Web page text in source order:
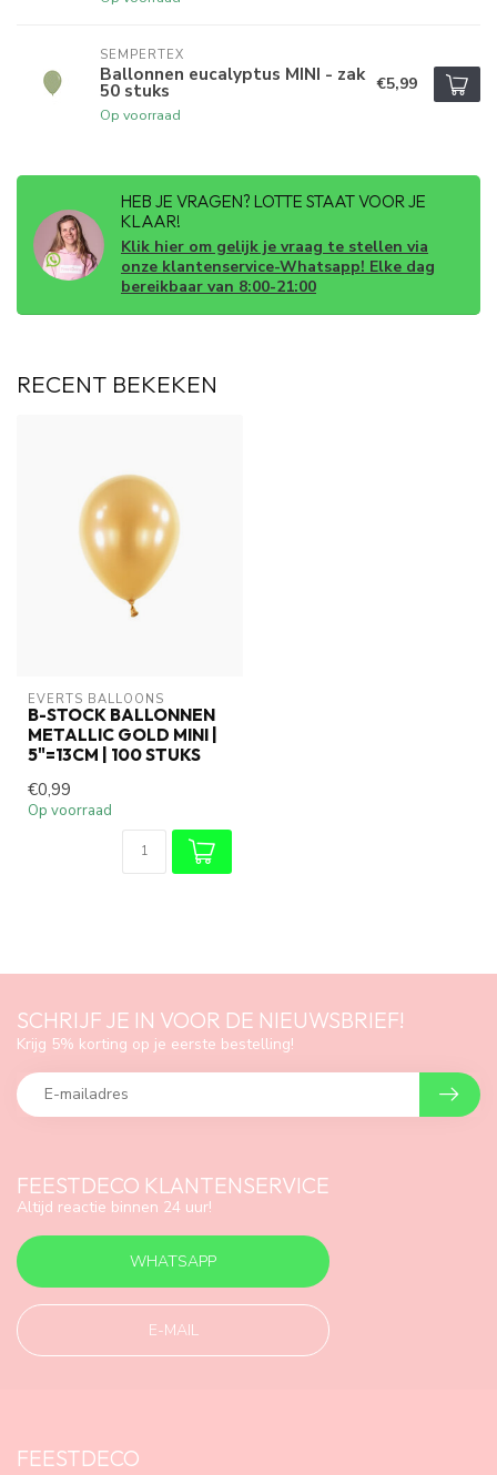
SEMPERTEX
Ballonnen eucalyptus MINI - zak
50 stuks
Op voorraad
€5,99
HEB JE VRAGEN? LOTTE STAAT VOOR JE
KLAAR!
Klik hier om gelijk je vraag te stellen via
onze klantenservice-Whatsapp! Elke dag
bereikbaar van 8:00-21:00
RECENT BEKEKEN
EVERTS BALLOONS
B-STOCK BALLONNEN
METALLIC GOLD MINI |
5"=13CM | 100 STUKS
€0,99
Op voorraad
FEESTDECO KLANTENSERVICE
Altijd reactie binnen 24 uur!
WHATSAPP
E-MAIL
SCHRIJF JE IN VOOR DE NIEUWSBRIEF!
Krijg 5% korting op je eerste bestelling!
FEESTDECO